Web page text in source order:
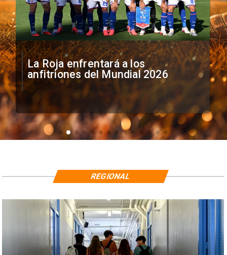
La Roja enfrentará a los
anfitriones del Mundial 2026
REGIONAL